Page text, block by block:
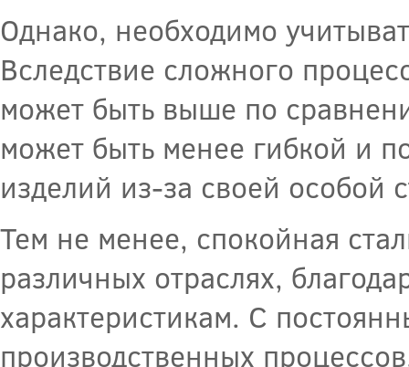
Однако, необходимо
Вследствие сложного
может быть выше по
может быть менее гибкой и
изделий из-за своей особой
Тем не менее, спокойная
различных отраслях,
характеристикам. С
производственных